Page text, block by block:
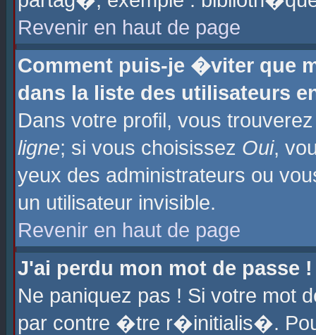
Revenir en haut de page
Comment puis-je �viter que
dans la liste des utilisateurs
Dans votre profil, vous
ligne; si vous choisissez Oui,
yeux des administrateurs ou
un utilisateur invisible.
Revenir en haut de page
J'ai perdu mon mot de passe !
Ne paniquez pas ! Si votre
par contre �tre r�initialis�.